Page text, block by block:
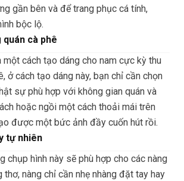
gần bên và để trang phục cá tính,
bộc lộ.
cà phê
cách tạo dáng cho nam cực kỳ thu
ở cách tạo dáng này, bạn chỉ cần chọn
sự phù hợp với không gian quán và
hoặc ngồi một cách thoải mái trên
được một bức ảnh đầy cuốn hút rồi.
tự nhiên
chụp hình này sẽ phù hợp cho các nàng
thơ, nàng chỉ cần nhẹ nhàng đặt tay hay